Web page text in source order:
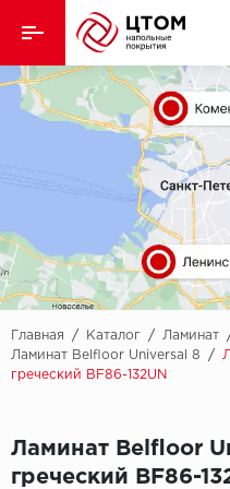
Назад
Кварцвиниловая плитка
Ламинат
Ковролин
Линолеум
Паркет
Паркетная доска
Подложка
Главная / Каталог / Ламинат
Ламинат Belfloor Universal 8
/
греческий BF86-132UN
Ламинат Belfloor
греческий BF86-